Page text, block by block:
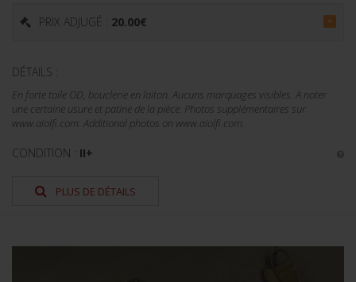
PRIX ADJUGÉ : 20.00€ =
DÉTAILS :
En forte toile OD, bouclerie en laiton. Aucuns marquages visibles. A noter
une certaine usure et patine de la pièce. Photos supplémentaires sur
www.aiolfi.com. Additional photos on www.aiolfi.com.
CONDITION : II+
PLUS DE DÉTAILS